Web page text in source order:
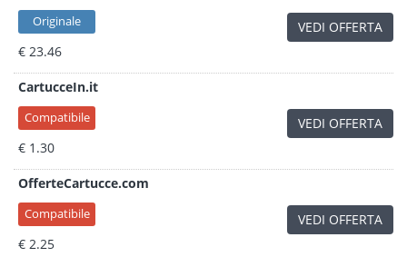
Originale
€ 23.46
VEDI OFFERTA
CartucceIn.it
Compatibile
€ 1.30
VEDI OFFERTA
OfferteCartucce.com
Compatibile
€ 2.25
VEDI OFFERTA